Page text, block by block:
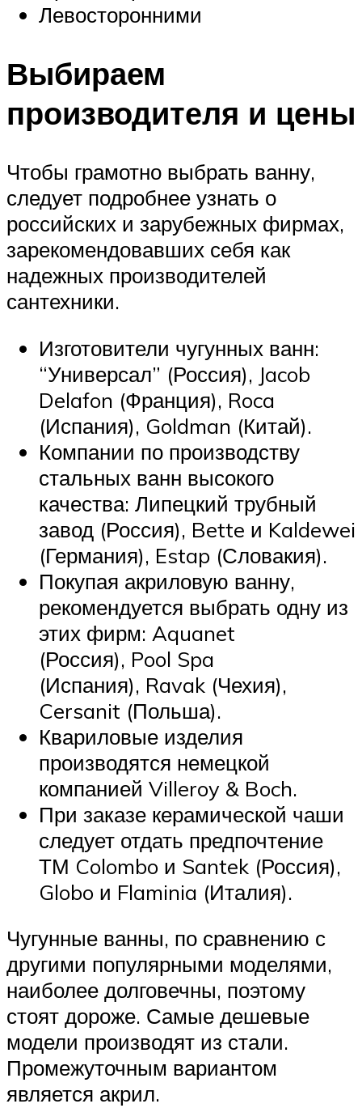
Левосторонними
Выбираем
производителя и цены
Чтобы грамотно выбрать ванну,
следует подробнее узнать о
российских и зарубежных фирмах,
зарекомендовавших себя как
надежных производителей
сантехники.
Изготовители чугунных ванн:
“Универсал” (Россия), Jacob
Delafon (Франция), Roca
(Испания), Goldman (Китай).
Компании по производству
стальных ванн высокого
качества: Липецкий трубный
завод (Россия), Bette и Kaldewei
(Германия), Estap (Словакия).
Покупая акриловую ванну,
рекомендуется выбрать одну из
этих фирм: Aquanet
(Россия), Pool Spa
(Испания), Ravak (Чехия),
Cersanit (Польша).
Квариловые изделия
производятся немецкой
компанией Villeroy & Boch.
При заказе керамической чаши
следует отдать предпочтение
ТМ Colombo и Santek (Россия),
Globo и Flaminia (Италия).
Чугунные ванны, по сравнению с
другими популярными моделями,
наиболее долговечны, поэтому
стоят дороже. Самые дешевые
модели производят из стали.
Промежуточным вариантом
является акрил.